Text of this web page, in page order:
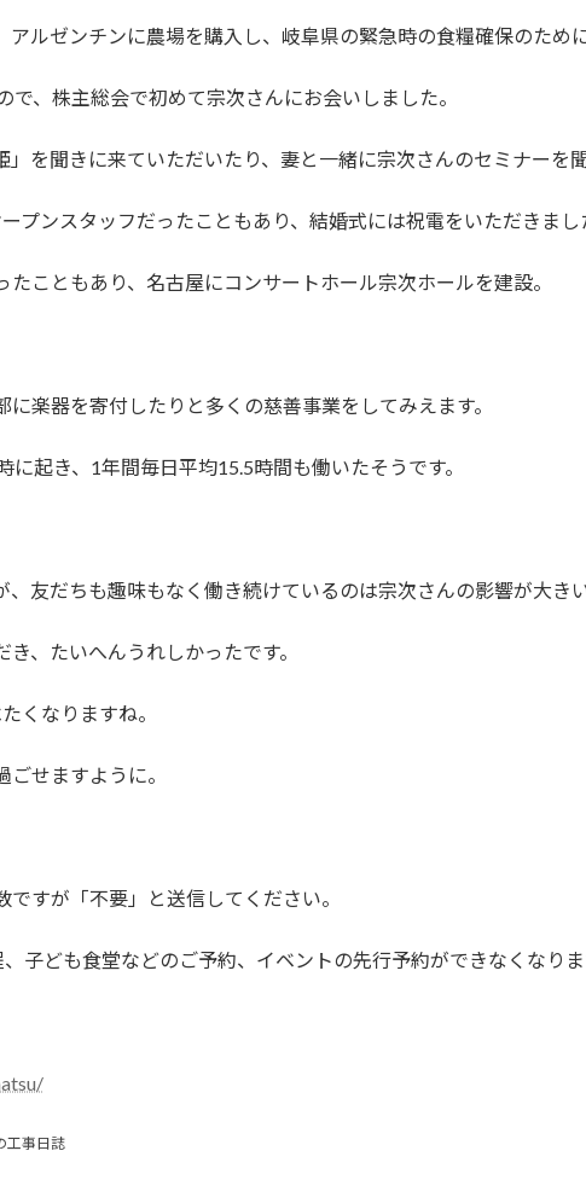
ルゼンチンに農場を購入し、岐阜県の緊急時の食糧確保のため
、株主総会で初めて宗次さんにお会いしました。
を聞きに来ていただいたり、妻と一緒に宗次さんのセミナーを
プンスタッフだったこともあり、結婚式には祝電をいただきまし
こともあり、名古屋にコンサートホール宗次ホールを建設。
楽器を寄付したりと多くの慈善事業をしてみえます。
起き、1年間毎日平均15.5時間も働いたそうです。
友だちも趣味もなく働き続けているのは宗次さんの影響が大きい
、たいへんうれしかったです。
くなりますね。
せますように。
すが「不要」と送信してください。
子ども食堂などのご予約、イベントの先行予約ができなくなりま
工事日誌